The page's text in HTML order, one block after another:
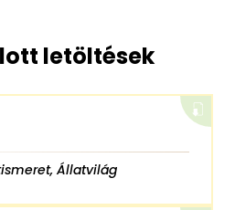
letöltések
Állatvilág